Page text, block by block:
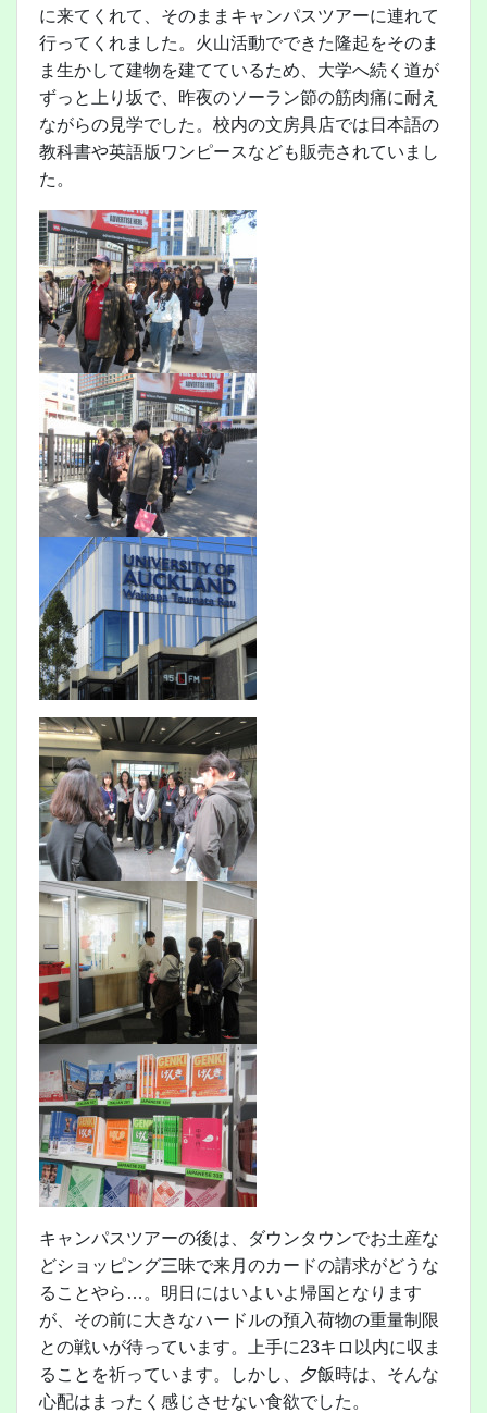
に来てくれて、そのままキャンパスツアーに連れて
行ってくれました。火山活動でできた隆起をそのま
ま生かして建物を建てているため、大学へ続く道が
ずっと上り坂で、昨夜のソーラン節の筋肉痛に耐え
ながらの見学でした。校内の文房具店では日本語の
教科書や英語版ワンピースなども販売されていまし
た。
キャンパスツアーの後は、ダウンタウンでお土産な
どショッピング三昧で来月のカードの請求がどうな
ることやら…。明日にはいよいよ帰国となります
が、その前に大きなハードルの預入荷物の重量制限
との戦いが待っています。上手に23キロ以内に収ま
ることを祈っています。しかし、夕飯時は、そんな
心配はまったく感じさせない食欲でした。